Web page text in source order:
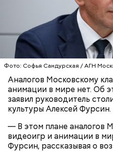
Фото: Софья Сандурская / АГН
Аналогов Московскому
анимации в мире нет. Об
заявил руководитель
культуры Алексей Фурсин.
— В этом плане аналогов
видеоигр и анимации в
Фурсин, рассказывая о